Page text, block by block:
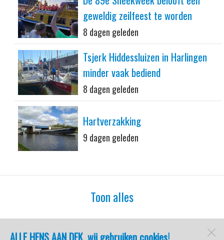
ALLE HENS AAN DEK, wij gebruiken cookies!
geweldig zeilfeest te worden
8 dagen geleden
Tsjerk Hiddessluizen in Harlingen
minder vaak bediend
8 dagen geleden
Hartverzakking
9 dagen geleden
Toon alles